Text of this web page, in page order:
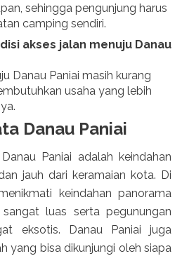
sehingga pengunjung harus
camping sendiri.
akses jalan menuju Danau
Danau Paniai masih kurang
usaha yang lebih
Danau Paniai
Paniai adalah keindahan
jauh dari keramaian kota. Di
keindahan panorama
luas serta pegunungan
eksotis. Danau Paniai juga
yang bisa dikunjungi oleh siapa